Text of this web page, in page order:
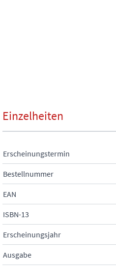
Einzelheiten
Erscheinungstermin
Bestellnummer
EAN
ISBN-13
Erscheinungsjahr
Ausgabe